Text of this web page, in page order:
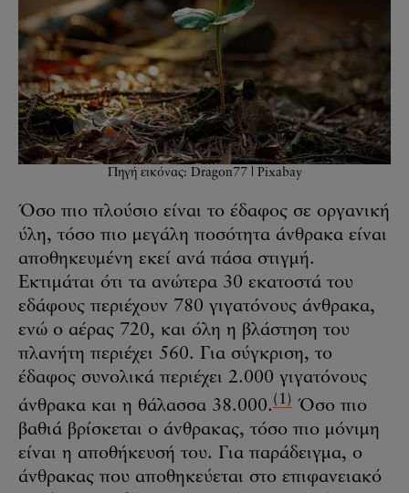
Πηγή εικόνας: Dragon77 | Pixabay
Όσο πιο πλούσιο είναι το έδαφος σε οργανική
ύλη, τόσο πιο μεγάλη ποσότητα άνθρακα είναι
αποθηκευμένη εκεί ανά πάσα στιγμή.
Εκτιμάται ότι τα ανώτερα 30 εκατοστά του
εδάφους περιέχουν 780 γιγατόνους άνθρακα,
ενώ ο αέρας 720, και όλη η βλάστηση του
πλανήτη περιέχει 560. Για σύγκριση, το
έδαφος συνολικά περιέχει 2.000 γιγατόνους
άνθρακα και η θάλασσα 38.000.(1) Όσο πιο
βαθιά βρίσκεται ο άνθρακας, τόσο πιο μόνιμη
είναι η αποθήκευσή του. Για παράδειγμα, ο
άνθρακας που αποθηκεύεται στο επιφανειακό